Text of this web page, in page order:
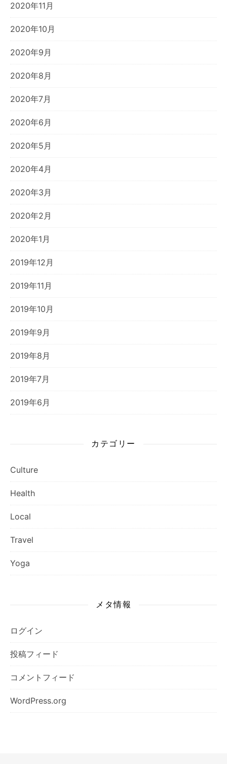
2020年11月
2020年10月
2020年9月
2020年8月
2020年7月
2020年6月
2020年5月
2020年4月
2020年3月
2020年2月
2020年1月
2019年12月
2019年11月
2019年10月
2019年9月
2019年8月
2019年7月
2019年6月
カテゴリー
Culture
Health
Local
Travel
Yoga
メタ情報
ログイン
投稿フィード
コメントフィード
WordPress.org